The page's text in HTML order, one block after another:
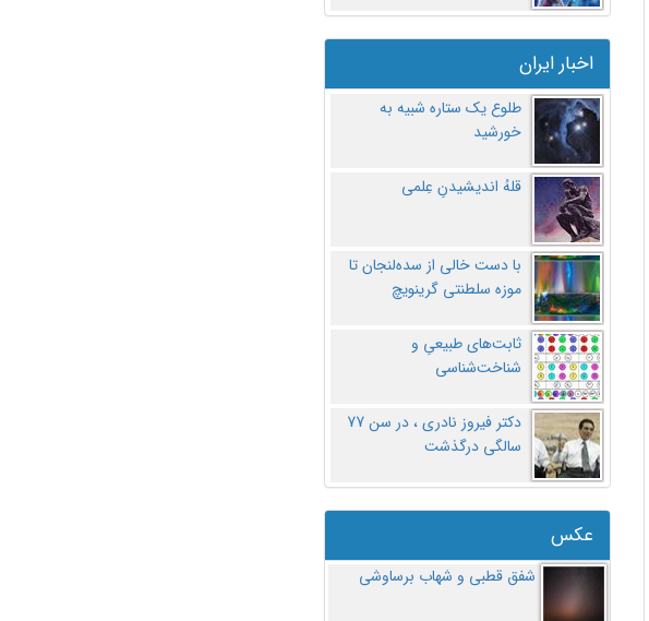
اخبار ایران
طلوع یک ستاره شبیه به
خورشید
قلهُ اندیشیدنِ عِلمی
با دست خالی از سده‌لنجان تا
موزه سلطنتی گرینویچ
ثابت‌های طبیعیِ و
شناخت‌شناسی
دکتر فیروز نادری ، در سن 77
سالگی درگذشت
عکس
شفق قطبی و شهاب برساوشی